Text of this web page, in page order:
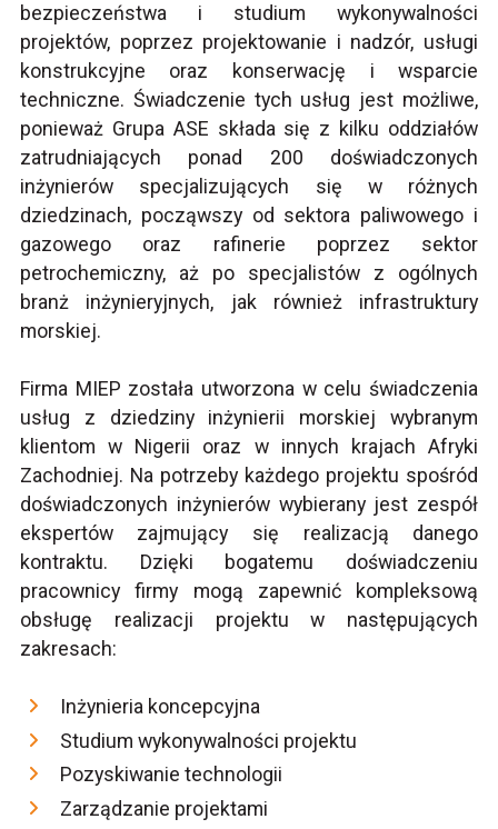
bezpieczeństwa i studium wykonywalności
projektów, poprzez projektowanie i nadzór, usługi
konstrukcyjne oraz konserwację i wsparcie
techniczne. Świadczenie tych usług jest możliwe,
ponieważ Grupa ASE składa się z kilku oddziałów
zatrudniających ponad 200 doświadczonych
inżynierów specjalizujących się w różnych
dziedzinach, począwszy od sektora paliwowego i
gazowego oraz rafinerie poprzez sektor
petrochemiczny, aż po specjalistów z ogólnych
branż inżynieryjnych, jak również infrastruktury
morskiej.
Firma MIEP została utworzona w celu świadczenia
usług z dziedziny inżynierii morskiej wybranym
klientom w Nigerii oraz w innych krajach Afryki
Zachodniej. Na potrzeby każdego projektu spośród
doświadczonych inżynierów wybierany jest zespół
ekspertów zajmujący się realizacją danego
kontraktu. Dzięki bogatemu doświadczeniu
pracownicy firmy mogą zapewnić kompleksową
obsługę realizacji projektu w następujących
zakresach:
Inżynieria koncepcyjna
Studium wykonywalności projektu
Pozyskiwanie technologii
Zarządzanie projektami